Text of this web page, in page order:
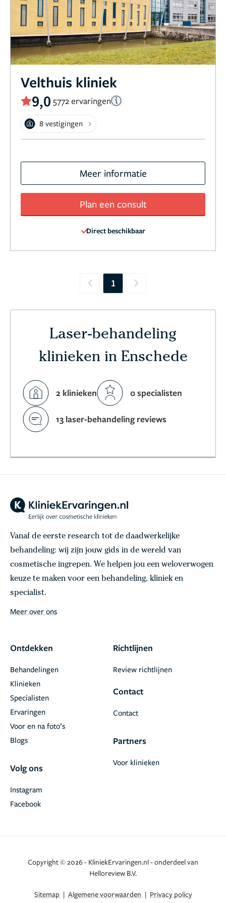
Velthuis kliniek
9,0 5772 ervaringen
8 vestigingen
Meer informatie
Plan een consult
Direct beschikbaar
Previous
1 Next
Laser-behandeling
klinieken in Enschede
2 klinieken 0 specialisten
13 laser-behandeling reviews
Vanaf de eerste research tot de daadwerkelijke
behandeling: wij zijn jouw gids in de wereld van
cosmetische ingrepen. We helpen jou een weloverwogen
keuze te maken voor een behandeling, kliniek en
specialist.
Meer over ons
Ontdekken
Behandelingen
Klinieken
Specialisten
Ervaringen
Voor en na foto’s
Blogs
Volg ons
Facebook
Instagram
Richtlijnen
Review richtlijnen
Contact
Contact
Partners
Voor klinieken
Copyright © 2026 - KliniekErvaringen.nl - onderdeel van
Helloreview B.V.
Sitemap | Algemene voorwaarden | Privacy policy